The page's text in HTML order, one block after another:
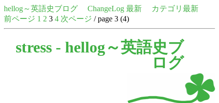
hellog～英語史ブログ ChangeLog 最新
カテゴリ最新
前ページ 1 2 3 4 次ページ / page 3 (4)
stress - hellog～英語史ブ
ログ